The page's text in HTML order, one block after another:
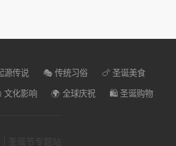
源传说 🎭 传统习俗 🍗 圣诞美食
文化影响 🌍 全球庆祝 🛍️ 圣诞购物
| 圣诞节专题站